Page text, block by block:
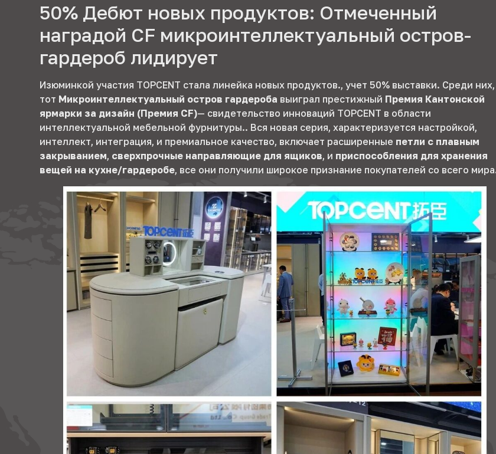
50% Дебют новых продуктов: Отмеченный
наградой CF микроинтеллектуальный остров-
гардероб лидирует
Изюминкой участия TOPCENT стала линейка новых продуктов., учет 50% выставки. Среди них,
тот Микроинтеллектуальный остров гардероба выиграл престижный Премия Кантонской
ярмарки за дизайн (Премия CF)— свидетельство инноваций TOPCENT в области
интеллектуальной мебельной фурнитуры.. Вся новая серия, характеризуется настройкой,
интеллект, интеграция, и премиальное качество, включает расширенные петли с плавным
закрыванием, сверхпрочные направляющие для ящиков, и приспособления для хранения
вещей на кухне/гардеробе, все они получили широкое признание покупателей со всего